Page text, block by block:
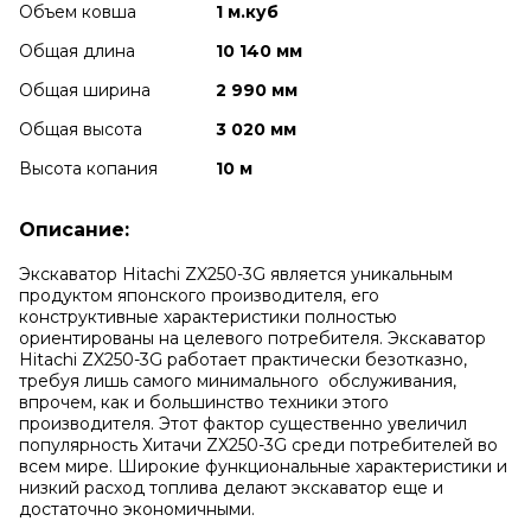
Объем ковша
1 м.куб
Общая длина
10 140 мм
Общая ширина
2 990 мм
Общая высота
3 020 мм
Высота копания
10 м
Описание:
Экскаватор Hitachi ZX250-3G является уникальным
продуктом японского производителя, его
конструктивные характеристики полностью
ориентированы на целевого потребителя. Экскаватор
Hitachi ZX250-3G работает практически безотказно,
требуя лишь самого минимального обслуживания,
впрочем, как и большинство техники этого
производителя. Этот фактор существенно увеличил
популярность Хитачи ZX250-3G среди потребителей во
всем мире. Широкие функциональные характеристики и
низкий расход топлива делают экскаватор еще и
достаточно экономичными.